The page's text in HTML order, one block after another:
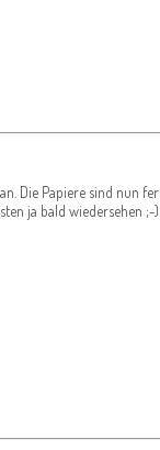
Die Papiere sind nun
ja bald wiedersehen ;-)